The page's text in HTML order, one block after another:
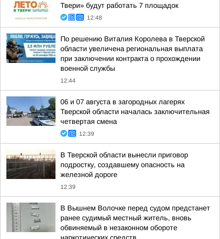
Твери» будут работать 7 площадок
12:48
По решению Виталия Королева в Тверской
области увеличена региональная выплата
при заключении контракта о прохождении
военной службы
12:44
06 и 07 августа в загородных лагерях
Тверской области началась заключительная
четвертая смена
12:39
В Тверской области вынесли приговор
подростку, создавшему опасность на
железной дороге
12:39
В Вышнем Волочке перед судом предстанет
ранее судимый местный житель, вновь
обвиняемый в незаконном обороте